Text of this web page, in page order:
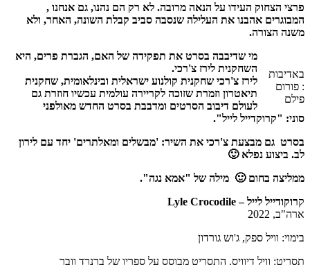
פרצי הצחוק העידו על הנאה מרובה. לא רק הם נהנו, גם אנחנו ,
המבוגרים אהבנו את העלילה שנסבה סביב קבלת השונה, האחר, ולא
משנה הצורה.
באדיבות
: פורום
פילם
מי שדיבבה בסרט את תפקידה של האם, הגברת פרים, היא
השחקנית לירז צ'רכי.
לירז צ'רכי שחקנית קולנוע ישראלית ובינלאומית, שחקנית
תיאטרון וזמרת שזוכה לקריירה עולמית עכשיו חוזרת גם
לעולם דיבוב הסרטים ומדבבת בסרט החדש מאולפני
סוני: "קרוקדייל לייל".
בסרט גם מבצעת צ'רכי את השיר: 'מבשלים ומאלתרים' יחד עם לירון
לב. ביצוע נפלא 🙂
ממליצה בחום 🙂 מילה של "אמא נגה".
קרוקודייל לייל – Lyle Crocodile
ארה"ב, 2022
בימוי: וויל ספק, ג'וש גורדון
תסריט: וויל דיוויס. התסריט מבוסס על ספריו של ברנרד וובר